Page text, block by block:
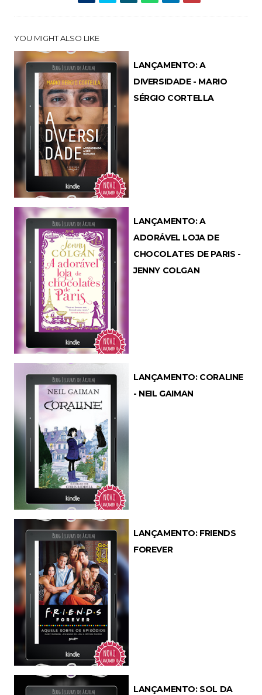
YOU MIGHT ALSO LIKE
LANÇAMENTO: A
DIVERSIDADE - MARIO
SÉRGIO CORTELLA
LANÇAMENTO: A
ADORÁVEL LOJA DE
CHOCOLATES DE PARIS -
JENNY COLGAN
LANÇAMENTO: CORALINE
- NEIL GAIMAN
LANÇAMENTO: FRIENDS
FOREVER
LANÇAMENTO: SOL DA